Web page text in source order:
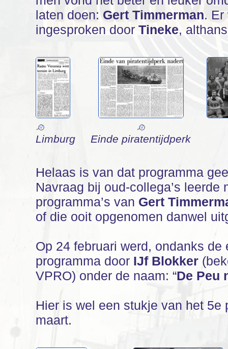
laten doen:Gert Timmerman. Er
ingesproken door Tineke,
Limburg Einde piratentijdperk
Helaas is van dat programma
Navraag bij oud-collega’s
programma’s van Gert
of die ooit opgenomen danwel
Op 24 februari werd, ondanks
programma door IJf Blokker
VPRO) onder de naam: “De Peu
Hier is wel een stukje van het
maart.